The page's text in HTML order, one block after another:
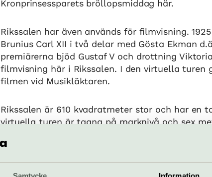
Kronprinsessparets bröllopsmiddag här.
Rikssalen har även används för filmvisning.
Brunius Carl XII i två delar med Gösta Ekman
premiärerna bjöd Gustaf V och drottning
filmvisning här i Rikssalen. I den virtuella
filmen vid Musikläktaren.
Rikssalen är 610 kvadratmeter stor och har en
virtuella turen är tagna på marknivå och sex
Rikssalen är öppen för besök året runt. Med
salen upplevas var du än befinner dig.